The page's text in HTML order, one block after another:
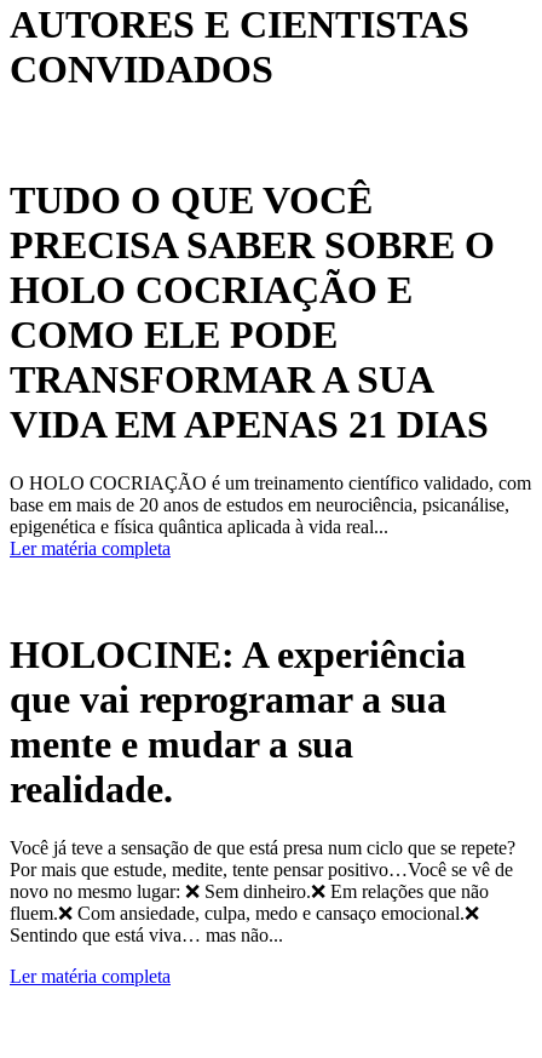
AUTORES E CIENTISTAS
CONVIDADOS
TUDO O QUE VOCÊ
PRECISA SABER SOBRE O
HOLO COCRIAÇÃO E
COMO ELE PODE
TRANSFORMAR A SUA
VIDA EM APENAS 21 DIAS
O HOLO COCRIAÇÃO é um treinamento científico validado, com
base em mais de 20 anos de estudos em neurociência, psicanálise,
epigenética e física quântica aplicada à vida real...
Ler matéria completa
HOLOCINE: A experiência
que vai reprogramar a sua
mente e mudar a sua
realidade.
Você já teve a sensação de que está presa num ciclo que se repete?
Por mais que estude, medite, tente pensar positivo…Você se vê de
novo no mesmo lugar: ❌ Sem dinheiro.❌ Em relações que não
fluem.❌ Com ansiedade, culpa, medo e cansaço emocional.❌
Sentindo que está viva… mas não...
Ler matéria completa